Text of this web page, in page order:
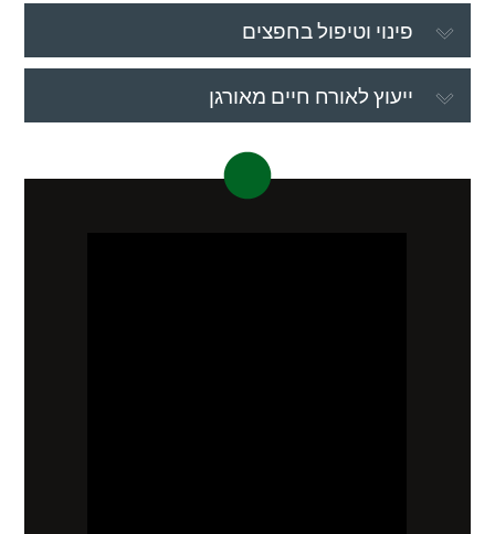
פינוי וטיפול בחפצים
ייעוץ לאורח חיים מאורגן